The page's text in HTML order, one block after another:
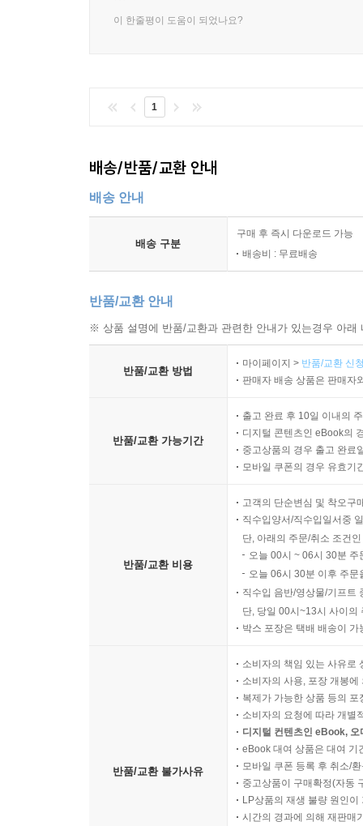
이 한줄평이 도움이 되었나요?
1
배송/반품/교환 안내
배송 안내
배송 구분
구매 후 즉시 다운로드 가능
배송비 : 무료배송
반품/교환 안내
※ 상품 설명에 반품/교환과 관련한 안내가 있는경우 아
반품/교환 방법
마이페이지 > 반품/교환 신
판매자 배송 상품은 판매자
반품/교환 가능기간
출고 완료 후 10일 이내의
디지털 콘텐츠인 eBook의
중고상품의 경우 출고 완료
모바일 쿠폰의 경우 유효기
반품/교환 비용
고객의 단순변심 및 착오구
직수입양서/직수입일서중
단, 아래의 주문/취소 조건
오늘 00시 ~ 06시 30분
오늘 06시 30분 이후 주
직수입 음반/영상물/기프트
단, 당일 00시~13시 사이의
박스 포장은 택배 배송이
반품/교환 불가사유
소비자의 책임 있는 사유로
소비자의 사용, 포장 개봉
복제가 가능한 상품 등의
소비자의 요청에 따라 개별
디지털 컨텐츠인 eBook,
eBook 대여 상품은 대여 기
모바일 쿠폰 등록 후 취소/
중고상품이 구매확정(자동
LP상품의 재생 불량 원인
시간의 경과에 의해 재판매